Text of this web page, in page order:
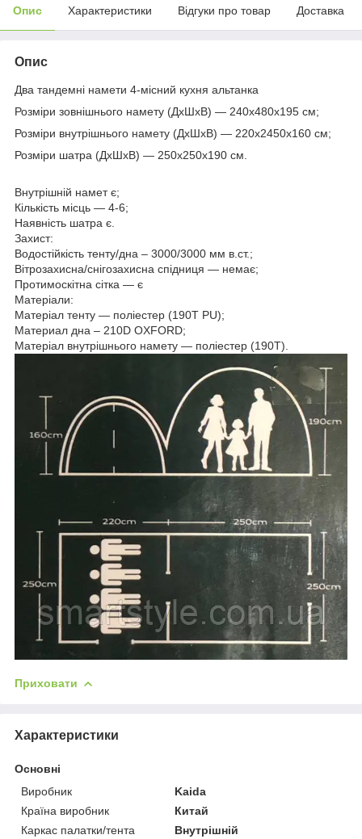
Опис Характеристики Відгуки про товар Доставка
Опис
Два тандемні намети 4-місний кухня альтанка
Розміри зовнішнього намету (ДхШхВ) — 240x480x195 см;
Розміри внутрішнього намету (ДхШхВ) — 220x2450х160 см;
Розміри шатра (ДхШхВ) — 250x250х190 см.
Внутрішній намет є;
Кількість місць — 4-6;
Наявність шатра є.
Захист:
Водостійкість тенту/дна – 3000/3000 мм в.ст.;
Вітрозахисна/снігозахисна спідниця — немає;
Протимоскітна сітка — є
Матеріали:
Матеріал тенту — поліестер (190T PU);
Материал дна – 210D OXFORD;
Матеріал внутрішнього намету — поліестер (190T).
Приховати
Характеристики
Основні
Виробник
Kaida
Країна виробник
Китай
Каркас палатки/тента
Внутрішній